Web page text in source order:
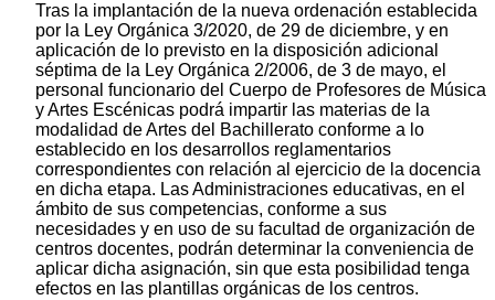
Tras la implantación de la nueva ordenación establecida
por la Ley Orgánica 3/2020, de 29 de diciembre, y en
aplicación de lo previsto en la disposición adicional
séptima de la Ley Orgánica 2/2006, de 3 de mayo, el
personal funcionario del Cuerpo de Profesores de Música
y Artes Escénicas podrá impartir las materias de la
modalidad de Artes del Bachillerato conforme a lo
establecido en los desarrollos reglamentarios
correspondientes con relación al ejercicio de la docencia
en dicha etapa. Las Administraciones educativas, en el
ámbito de sus competencias, conforme a sus
necesidades y en uso de su facultad de organización de
centros docentes, podrán determinar la conveniencia de
aplicar dicha asignación, sin que esta posibilidad tenga
efectos en las plantillas orgánicas de los centros.